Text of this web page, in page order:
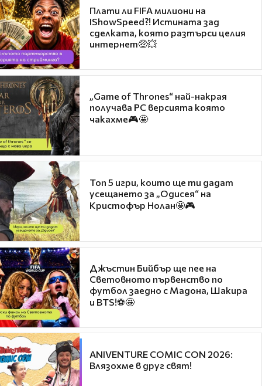
Плати ли FIFA милиони на
IShowSpeed?! Истината зад
сделката, която разтърси целия
интернет🤑💥
„Game of Thrones“ най-накрая
получава PC версията която
чакахме🎮🤩
Топ 5 игри, които ще ти дадат
усещането за „Одисея“ на
Кристофър Нолан🤩🎮
Джъстин Бийбър ще пее на
Световното първенство по
футбол заедно с Мадона, Шакира
и BTS!⚽🤩
ANIVENTURE COMIC CON 2026:
Влязохме в друг свят!